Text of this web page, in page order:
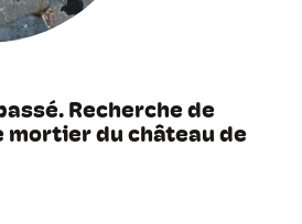
Recherche de
mortier du château de